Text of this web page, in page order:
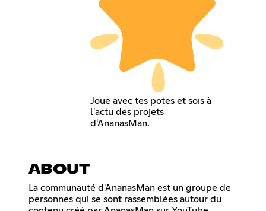
Joue avec tes potes et sois à
l'actu des projets
d'AnanasMan.
ABOUT
La communauté d'AnanasMan est un groupe de
personnes qui se sont rassemblées autour du